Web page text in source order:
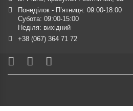
Понеділок - П’ятниця: 09:00-18:00
Субота: 09:00-15:00
Неділя: вихідний
+38 (067) 364 71 72